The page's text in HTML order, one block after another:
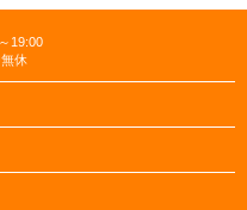
19:00
休